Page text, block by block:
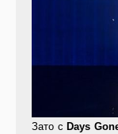
Зато с Days